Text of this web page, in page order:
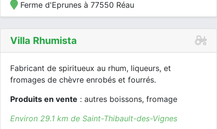
Ferme d'Eprunes à 77550 Réau
Villa Rhumista
Fabricant de spiritueux au rhum, liqueurs, et
fromages de chèvre enrobés et fourrés.
Produits en vente : autres boissons, fromage
Environ 29.1 km de Saint-Thibault-des-Vignes